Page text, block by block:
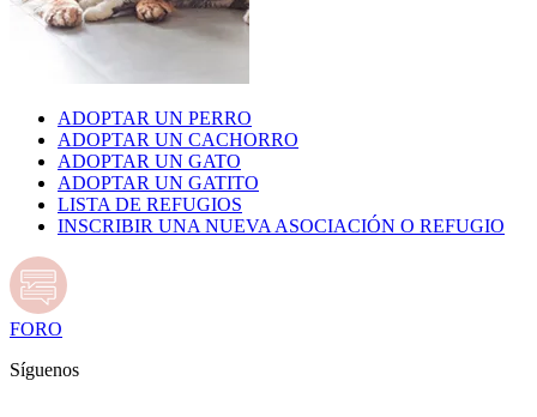
ADOPTAR UN PERRO
ADOPTAR UN CACHORRO
ADOPTAR UN GATO
ADOPTAR UN GATITO
LISTA DE REFUGIOS
INSCRIBIR UNA NUEVA ASOCIACIÓN O REFUGIO
FORO
Síguenos